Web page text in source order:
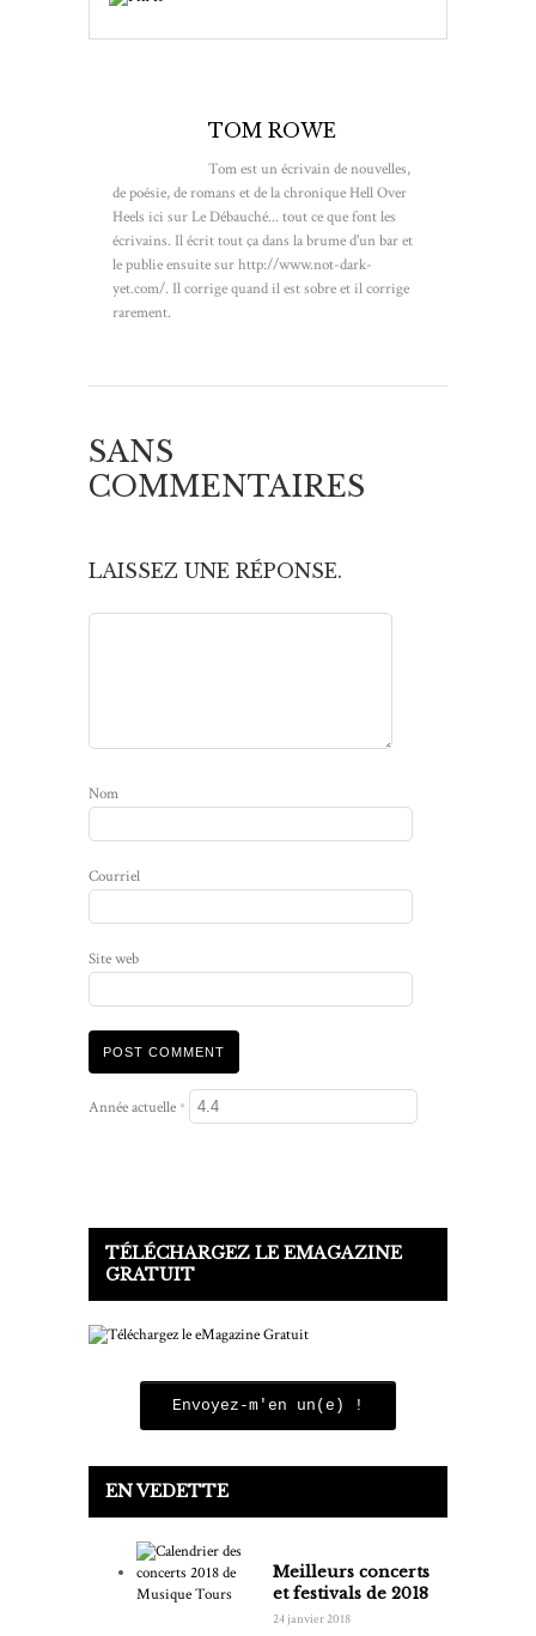
TOM ROWE
Tom est un écrivain de nouvelles,
de poésie, de romans et de la chronique Hell Over
Heels ici sur Le Débauché... tout ce que font les
écrivains. Il écrit tout ça dans la brume d'un bar et
le publie ensuite sur http://www.not-dark-
yet.com/. Il corrige quand il est sobre et il corrige
rarement.
SANS
COMMENTAIRES
LAISSEZ UNE RÉPONSE.
Nom
Courriel
Site web
Année actuelle *
TÉLÉCHARGEZ LE EMAGAZINE
GRATUIT
Envoyez-m'en un(e) !
EN VEDETTE
Meilleurs concerts
et festivals de 2018
24 janvier 2018